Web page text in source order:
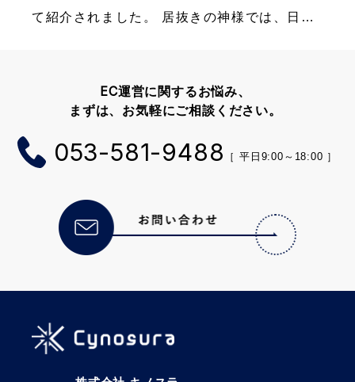
て紹介されました。 居抜きの神様では、日本
古屋駅周辺の居抜き物 […]
EC運営に関するお悩み、
まずは、お気軽にご相談ください。
053-581-9488 ［ 平日9:00～18:00 ］